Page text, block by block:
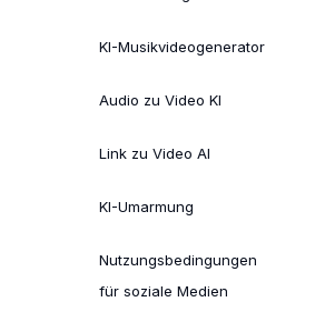
KI-Musikvideogenerator
Audio zu Video KI
Link zu Video AI
KI-Umarmung
Nutzungsbedingungen
für soziale Medien